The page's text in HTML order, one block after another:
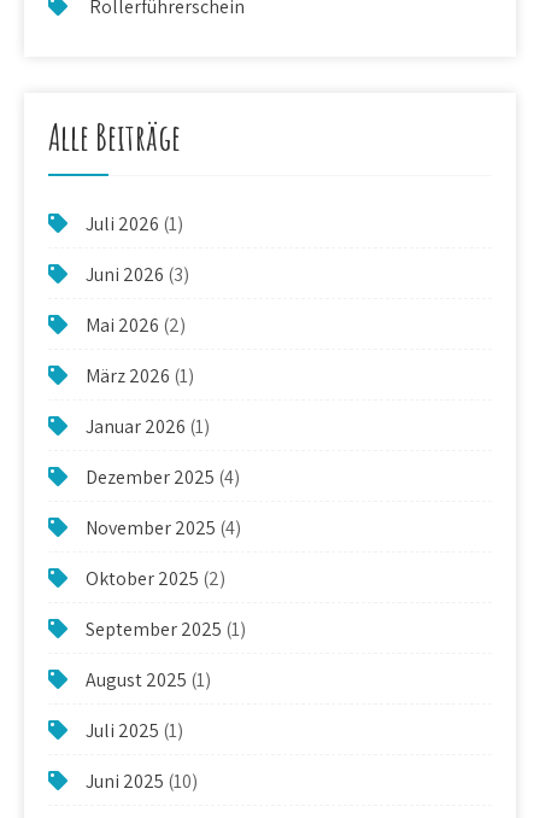
Rollerführerschein
Alle Beiträge
Juli 2026 (1)
Juni 2026 (3)
Mai 2026 (2)
März 2026 (1)
Januar 2026 (1)
Dezember 2025 (4)
November 2025 (4)
Oktober 2025 (2)
September 2025 (1)
August 2025 (1)
Juli 2025 (1)
Juni 2025 (10)